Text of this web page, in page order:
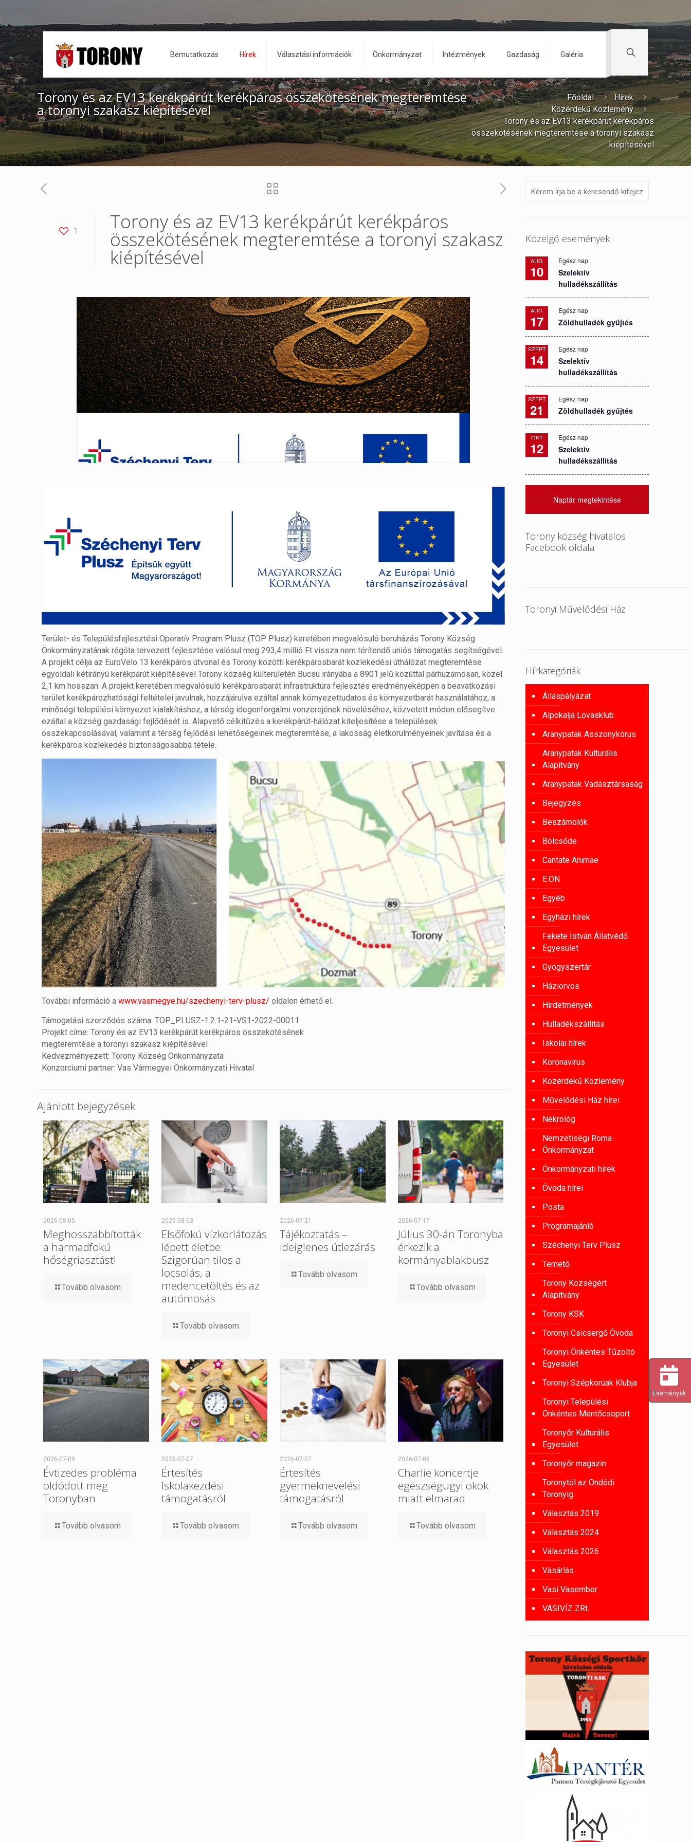
Bemutatkozás Hírek Választási információk Önkormányzat Intézmények Gazdaság Galéria
Torony és az EV13 kerékpárút kerékpáros összekötésének megteremtése
a toronyi szakasz kiépítésével
Főoldal
Hírek
Közérdekű Közlemény
Torony és az EV13 kerékpárút kerékpáros
összekötésének megteremtése a toronyi szakasz
kiépítésével
1 Torony és az EV13 kerékpárút kerékpáros
összekötésének megteremtése a toronyi szakasz
kiépítésével
Terület- és Településfejlesztési Operatív Program Plusz (TOP Plusz) keretében megvalósuló beruházás Torony Község
Önkormányzatának régóta tervezett fejlesztése valósul meg 293,4 millió Ft vissza nem térítendő uniós támogatás segítségével.
A projekt célja az EuroVelo 13 kerékpáros útvonal és Torony közötti kerékpárosbarát közlekedési úthálózat megteremtése
egyoldali kétirányú kerékpárút kiépítésével Torony község külterületén Bucsu irányába a 8901 jelű közúttal párhuzamosan, közel
2,1 km hosszan. A projekt keretében megvalósuló kerékpárosbarát infrastruktúra fejlesztés eredményeképpen a beavatkozási
terület kerékpározhatósági feltételei javulnak, hozzájárulva ezáltal annak környezettudatos és környezetbarát használatához, a
minőségi települési környezet kialakításhoz, a térség idegenforgalmi vonzerejének növeléséhez, közvetett módon elősegítve
ezáltal a község gazdasági fejlődését is. Alapvető célkitűzés a kerékpárút-hálózat kiteljesítése a települések
összekapcsolásával, valamint a térség fejlődési lehetőségeinek megteremtése, a lakosság életkörülményeinek javítása és a
kerékpáros közlekedés biztonságosabbá tétele.
További információ awww.vasmegye.hu/szechenyi-terv-plusz/ oldalon érhető el.
Támogatási szerződés száma: TOP_PLUSZ-1.2.1-21-VS1-2022-00011
Projekt címe: Torony és az EV13 kerékpárút kerékpáros összekötésének
megteremtése a toronyi szakasz kiépítésével
Kedvezményezett: Torony Község Önkormányzata
Konzorciumi partner: Vas Vármegyei Önkormányzati Hivatal
Ajánlott bejegyzések
2026-08-05
Meghosszabbították
a harmadfokú
hőségriasztást!
Tovább olvasom
2026-08-03
Elsőfokú vízkorlátozás
lépett életbe:
Szigorúan tilos a
locsolás, a
medencetöltés és az
autómosás
Tovább olvasom
2026-07-21
Tájékoztatás –
ideiglenes útlezárás
Tovább olvasom
2026-07-17
Július 30-án Toronyba
érkezik a
kormányablakbusz
Tovább olvasom
2026-07-09
Évtizedes probléma
oldódott meg
Toronyban
Tovább olvasom
2026-07-07
Értesítés
Iskolakezdési
támogatásról
Tovább olvasom
2026-07-07
Értesítés
gyermeknevelési
támogatásról
Tovább olvasom
2026-07-06
Charlie koncertje
egészségügyi okok
miatt elmarad
Tovább olvasom
Közelgő események
AUG
10
Egész nap
Szelektív
hulladékszállítás
AUG
17
Egész nap
Zöldhulladék gyűjtés
SZEPT
14
Egész nap
Szelektív
hulladékszállítás
SZEPT
21
Egész nap
Zöldhulladék gyűjtés
OKT
12
Egész nap
Szelektív
hulladékszállítás
Naptár megtekintése
Torony község hivatalos
Facebook oldala
Toronyi Művelődési Ház
Hírkategóriák
Álláspályázat
Alpokalja Lovasklub
Aranypatak Asszonykórus
Aranypatak Kulturális
Alapítvány
Aranypatak Vadásztársaság
Bejegyzés
Beszámolók
Bölcsőde
Cantate Animae
E.ON
Egyéb
Egyházi hírek
Fekete István Állatvédő
Egyesület
Gyógyszertár
Háziorvos
Hirdetmények
Hulladékszállítás
Iskolai hírek
Koronavírus
Közérdekű Közlemény
Művelődési Ház hírei
Nekrológ
Nemzetiségi Roma
Önkormányzat
Önkormányzati hírek
Óvoda hírei
Posta
Programajánló
Széchenyi Terv Plusz
Temető
Torony Községért
Alapítvány
Torony KSK
Toronyi Csicsergő Óvoda
Toronyi Önkéntes Tűzoltó
Egyesület
Toronyi Szépkorúak Klubja
Toronyi Települési
Önkéntes Mentőcsoport
Toronyőr Kulturális
Egyesület
Toronyőr magazin
Toronytól az Ondódi
Toronyig
Választás 2019
Választás 2024
Választás 2026
Vásárlás
Vasi Vasember
VASIVÍZ ZRt.
Események